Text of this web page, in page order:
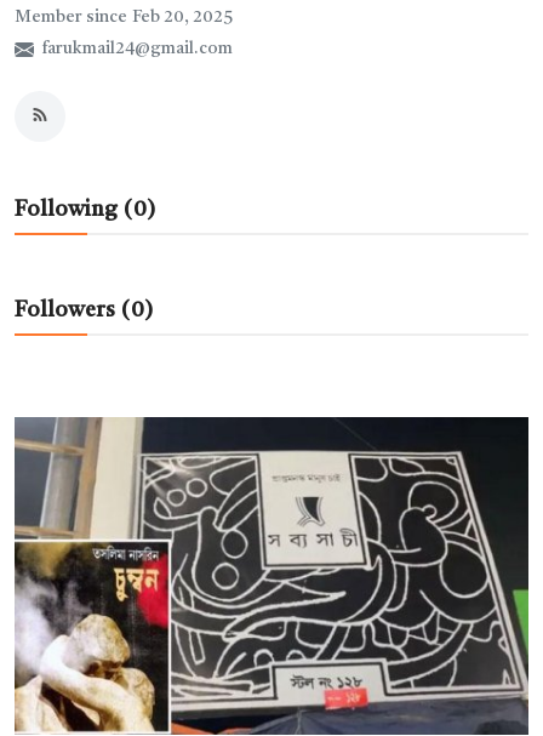
ছবি ঘর
খেলা
বিনোদন
শিল্প ও সাহিত্য
রাজনীতি
Bangla
Member since Feb 20, 2025
farukmail24@gmail.com
Following (0)
Followers (0)